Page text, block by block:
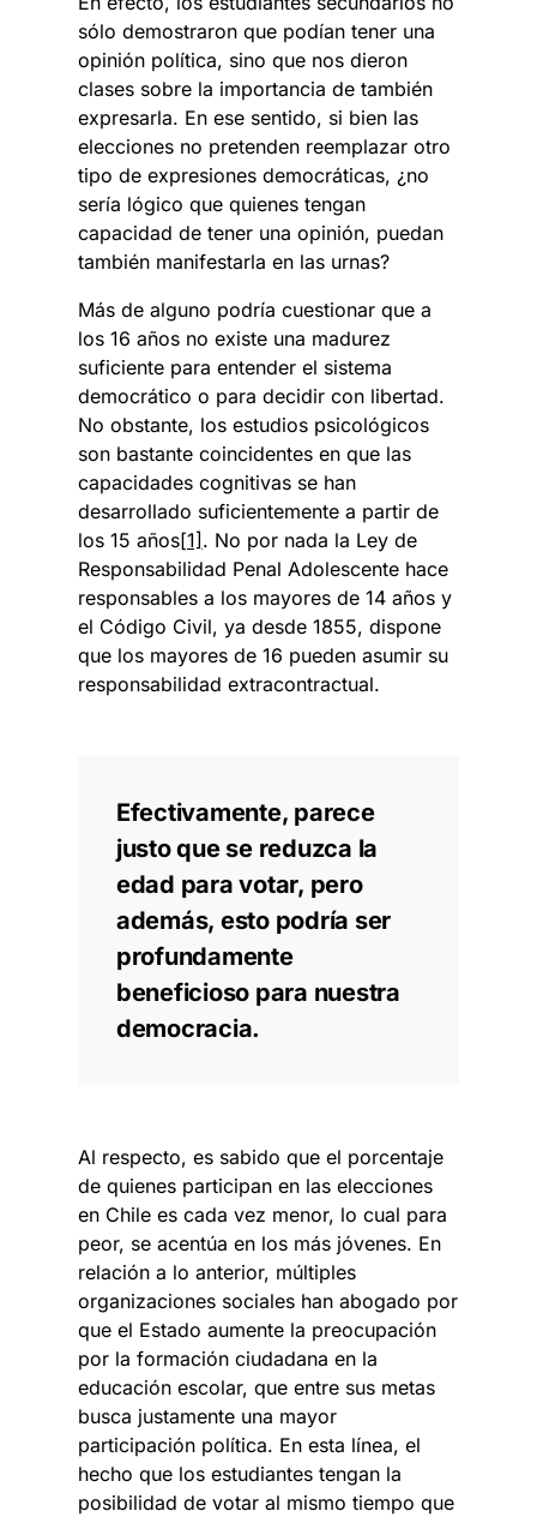
sólo demostraron que podían tener una
opinión política, sino que nos dieron
clases sobre la importancia de también
expresarla. En ese sentido, si bien las
elecciones no pretenden reemplazar otro
tipo de expresiones democráticas, ¿no
sería lógico que quienes tengan
capacidad de tener una opinión, puedan
también manifestarla en las urnas?
Más de alguno podría cuestionar que a
los 16 años no existe una madurez
suficiente para entender el sistema
democrático o para decidir con libertad.
No obstante, los estudios psicológicos
son bastante coincidentes en que las
capacidades cognitivas se han
desarrollado suficientemente a partir de
los 15 años[1]. No por nada la Ley de
Responsabilidad Penal Adolescente hace
responsables a los mayores de 14 años y
el Código Civil, ya desde 1855, dispone
que los mayores de 16 pueden asumir su
responsabilidad extracontractual.
Efectivamente, parece
justo que se reduzca la
edad para votar, pero
además, esto podría ser
profundamente
beneficioso para nuestra
democracia.
Al respecto, es sabido que el porcentaje
de quienes participan en las elecciones
en Chile es cada vez menor, lo cual para
peor, se acentúa en los más jóvenes. En
relación a lo anterior, múltiples
organizaciones sociales han abogado por
que el Estado aumente la preocupación
por la formación ciudadana en la
educación escolar, que entre sus metas
busca justamente una mayor
participación política. En esta línea, el
hecho que los estudiantes tengan la
posibilidad de votar al mismo tiempo que